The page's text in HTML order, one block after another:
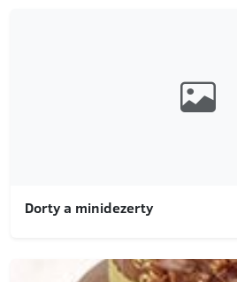
Dorty a minidezerty